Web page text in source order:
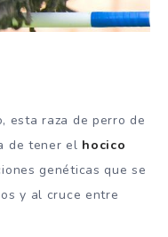
esta raza de perro de
de tener el hocico
genéticas que se
y al cruce entre